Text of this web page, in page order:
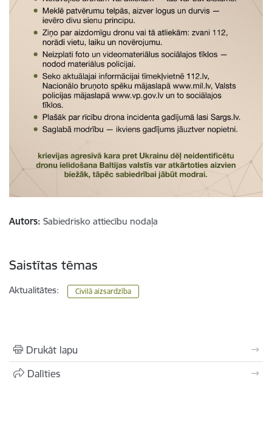
Autors: Sabiedrisko attiecību nodaļa
Saistītas tēmas
Aktualitātes: Civilā aizsardzība
Drukāt lapu
Dalīties